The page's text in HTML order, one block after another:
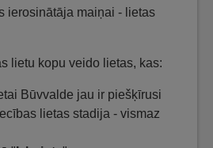
ierosinātāja maiņai - lietas
lietu kopu veido lietas, kas:
Būvvalde jau ir piešķīrusi
lietas stadija - vismaz